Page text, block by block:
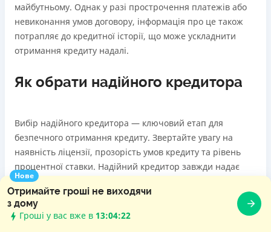
Нове
Отримайте гроші не виходячи
з дому
Гроші у вас вже в 13:04:23
майбутньому. Однак у разі прострочення платежів або
невиконання умов договору, інформація про це також
потрапляє до кредитної історії, що може ускладнити
отримання кредиту надалі.
Як обрати надійного кредитора
Вибір надійного кредитора — ключовий етап для
безпечного отримання кредиту. Звертайте увагу на
наявність ліцензії, прозорість умов кредиту та рівень
процентної ставки. Надійний кредитор завжди надає
чітку інформацію про всі умови, не приховує додаткових
платежів і забезпечує якісну підтримку клієнтів. Перед
оформленням кредиту варто ознайомитися з відгуками
інших користувачів та перевірити, чи зареєстрований